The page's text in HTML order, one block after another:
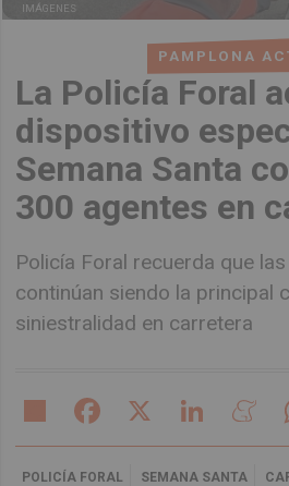
PAMPLONA
La Policía Foral
dispositivo
Semana Santa
300 agentes en
Policía Foral recuerda que
continúan siendo la principal
siniestralidad en carretera
IMÁGENES
Share Facebook LinkedIn
POLICÍA FORAL SEMANA SANTA